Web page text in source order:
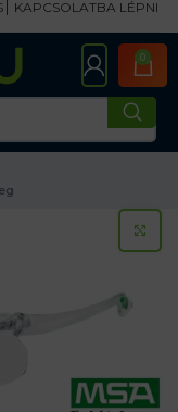
KAPCSOLATBA LÉPNI
0